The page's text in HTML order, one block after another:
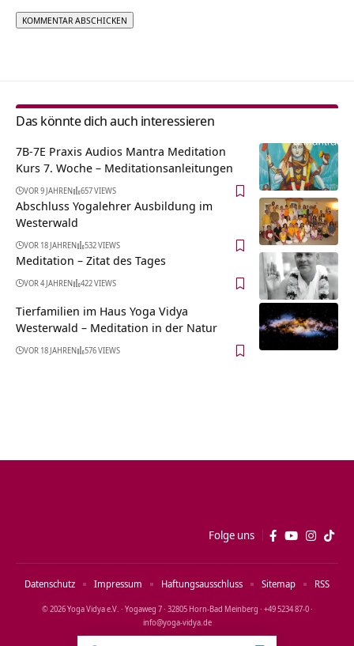
Das könnte dich auch interessieren
7B-7E Praxis Audios Mantra Meditation
Kurs 7. Woche – Meditationsanleitungen
VOR 9 JAHREN 657 VIEWS
Abschluss Yogalehrer Ausbildung im
Westerwald
VOR 18 JAHREN 532 VIEWS
Meditation – Zitat des Tages
VOR 4 JAHREN 422 VIEWS
Tierfamilien im Haus Yoga Vidya
Westerwald – Meditation in der Natur
VOR 18 JAHREN 576 VIEWS
Folge uns
© 2026 Yoga Vidya e.V. · Yogaweg 7 · 32805 Horn‑Bad Meinberg · +49 5234 87‑0 ·
info@yoga‑vidya.de
Datenschutz Impressum Haftungsausschluss Sitemap RSS